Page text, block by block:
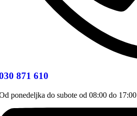
871 610
ponedeljka do subote od 08:00 do 17:00